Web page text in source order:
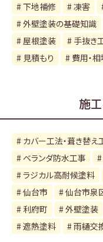
下地補修
凍害
外壁塗装の基礎知識
屋根塗装
手抜き
見積もり
費用・
施
カバー工法・葺き替え
ベランダ防水工事
ラジカル高耐候塗料
仙台市
仙台市泉
利府町
外壁塗装
遮熱塗料
雨樋交